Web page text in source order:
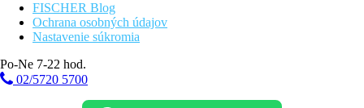
FISCHER Blog
Ochrana osobných údajov
Nastavenie súkromia
Po-Ne 7-22 hod.
02/5720 5700